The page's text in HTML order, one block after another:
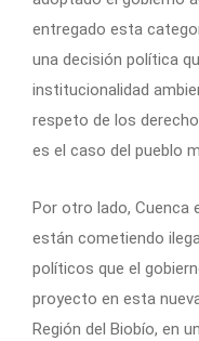
entregado esta
una decisión política
institucionalidad
respeto de los
es el caso del pueblo
Por otro lado, Cuenca
están cometiendo
políticos que el
proyecto en esta
Región del Biobío, en